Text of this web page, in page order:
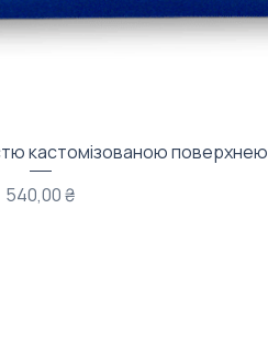
просмотр
кастомізованою поверхнею
Цена
540,00 ₴